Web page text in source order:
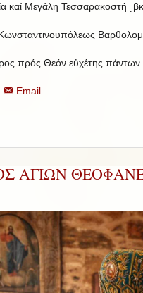
καί Μεγάλη Τεσσαρακοστή
πρός Θεόν εὐχέτης
Email
ΑΓΙΩΝ